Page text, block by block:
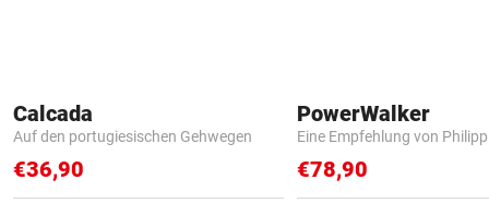
Calcada
Auf den portugiesischen Gehwegen
€36,90
PowerWalker
Eine Empfehlung von
€78,90